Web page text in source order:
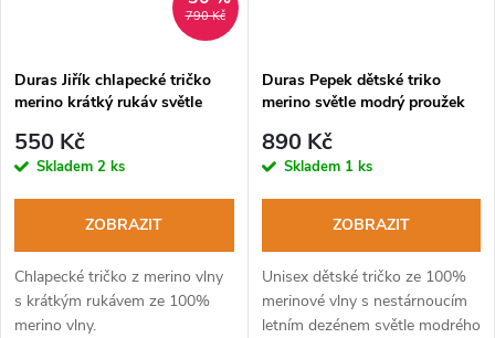
790 Kč
Duras Jiřík chlapecké tričko
merino krátký rukáv světle
550 Kč
Skladem 2 ks
ZOBRAZIT
Chlapecké tričko z merino vlny
s krátkým rukávem ze 100%
merino vlny.
Duras Pepek dětské triko
merino světle modrý proužek
890 Kč
Skladem 1 ks
ZOBRAZIT
Unisex dětské tričko ze 100%
merinové vlny s nestárnoucím
letním dezénem světle modrého